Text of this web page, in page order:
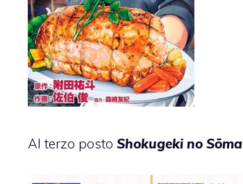
Al terzo posto Shokugeki no Sōma